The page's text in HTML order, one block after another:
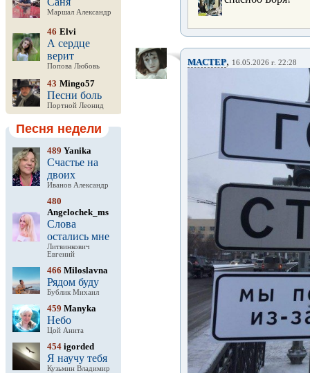
Маршал Александр
46 Elvi
А сердце
верит
Попова Любовь
43 Mingo57
Песни боль
Портной Леонид
Песня недели
489 Yanika
Счастье на
двоих
Иванов Александр
480
Angelochek_ms
Слова
остались мне
Литвинкович
Евгений
466 Miloslavna
Рядом буду
Бублик Михаил
459 Manyka
Небо
Цой Анита
454 igorded
Я научу тебя
Кузьмин Владимир
MACTEP, 16.05.2026 г. 22:28